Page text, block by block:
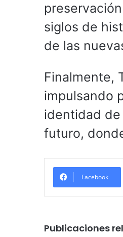
siglos de
de las
Finalmente,
impulsando
identidad
futuro,
Facebook
Publicaciones